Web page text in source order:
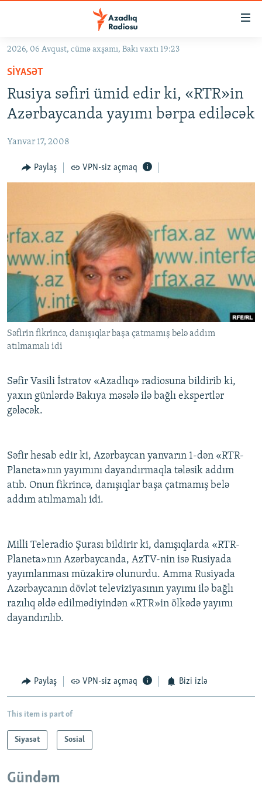
Əsas
qayıt
Əsas
naviqasiyaya
qayıt
GÜNDƏM
KORRUPSIOMETR
FƏRQƏ BAX
QANUNI DOĞRU
VIDEO
FOTOQALEREYA
İNFOQRAFIKA
KARIKATURA
RADIO ARXIV
OXU ZALI
AZƏRBAYCAN ƏDƏBIYYATI KITABXANASI
İSLAM VƏ DEMOKRATIYA
İZ - MƏDƏNIYYƏT PROQRAMI
HAQQIMIZDA
MISSIYAMIZ
PEŞƏ ETIKASI VƏ JURNALISTIKA STANDARTLARIMIZ
MATERIALLARIMIZDAN ISTIFADƏ
AZADLIQRADIOSU MOBIL TELEFONUNUZDA
XƏBƏR BÜLLETENLƏRIMIZ
BIZI IZLƏ
RFE/RL-in bütün saytları
2026, 06 Avqust, cümə axşamı, Bakı vaxtı 19:23
SIYASƏT
Rusiya səfiri ümid edir ki, «RTR»in
Azərbaycanda yayımı bərpa ediləcək
Yanvar 17, 2008
Paylaş VPN-siz açmaq
Səfirin fikrincə, danışıqlar başa çatmamış belə addım
atılmamalı idi
Səfir Vasili İstratov «Azadlıq» radiosuna bildirib ki,
yaxın günlərdə Bakıya məsələ ilə bağlı ekspertlər
gələcək.
Səfir hesab edir ki, Azərbaycan yanvarın 1-dən «RTR-
Planeta»nın yayımını dayandırmaqla tələsik addım
atıb. Onun fikrincə, danışıqlar başa çatmamış belə
addım atılmamalı idi.
Milli Teleradio Şurası bildirir ki, danışıqlarda «RTR-
Planeta»nın Azərbaycanda, AzTV-nin isə Rusiyada
yayımlanması müzakirə olunurdu. Amma Rusiyada
Azərbaycanın dövlət televiziyasının yayımı ilə bağlı
razılıq əldə edilmədiyindən «RTR»in ölkədə yayımı
dayandırılıb.
Paylaş VPN-siz açmaq Bizi izlə
This item is part of
Siyasət Sosial
Gündəm